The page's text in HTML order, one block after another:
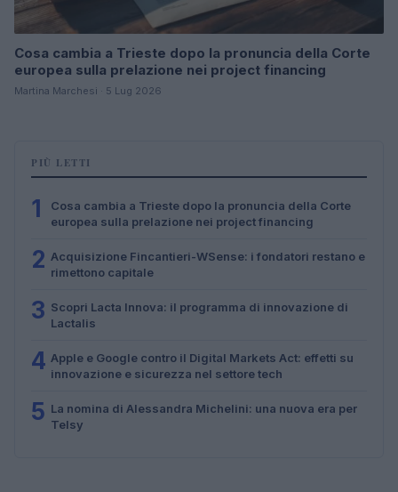
Cosa cambia a Trieste dopo la pronuncia della Corte
europea sulla prelazione nei project financing
Martina Marchesi · 5 Lug 2026
PIÙ LETTI
1
Cosa cambia a Trieste dopo la pronuncia della Corte
europea sulla prelazione nei project financing
2 Acquisizione Fincantieri-WSense: i fondatori restano e
rimettono capitale
3 Scopri Lacta Innova: il programma di innovazione di
Lactalis
4 Apple e Google contro il Digital Markets Act: effetti su
innovazione e sicurezza nel settore tech
5 La nomina di Alessandra Michelini: una nuova era per
Telsy